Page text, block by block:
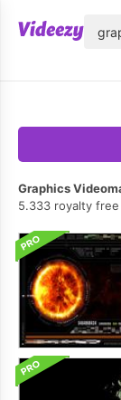
Graphics
5.333 royalty